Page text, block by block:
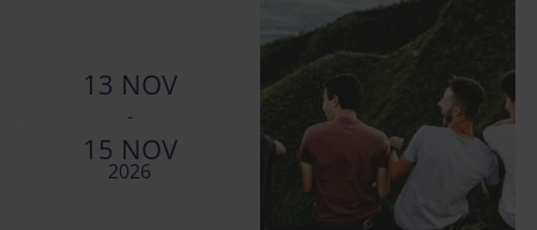
13 NOV
-
15 NOV
2026